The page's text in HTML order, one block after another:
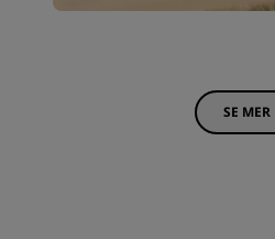
SE MER